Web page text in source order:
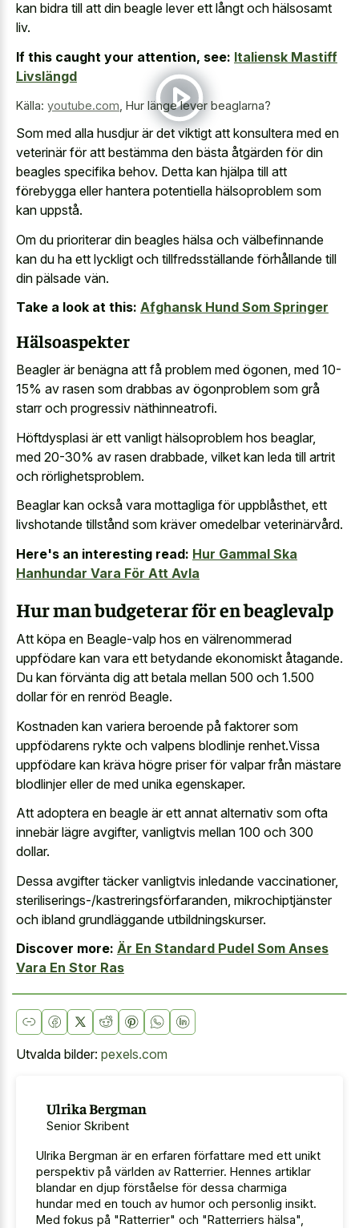
kan bidra till att din beagle lever ett långt och hälsosamt
liv.
If this caught your attention, see: Italiensk Mastiff
Livslängd
Källa: youtube.com Hur länge lever beaglarna?
Som med alla husdjur är det viktigt att konsultera med en
veterinär för att bestämma den bästa åtgärden för din
beagles specifika behov. Detta kan hjälpa till att
förebygga eller hantera potentiella hälsoproblem som
kan uppstå.
Om du prioriterar din beagles hälsa och välbefinnande
kan du ha ett lyckligt och tillfredsställande förhållande till
din pälsade vän.
Take a look at this: Afghansk Hund Som Springer
Hälsoaspekter
Beagler är benägna att få problem med ögonen, med 10-
15% av rasen som drabbas av ögonproblem som grå
starr och progressiv näthinneatrofi.
Höftdysplasi är ett vanligt hälsoproblem hos beaglar,
med 20-30% av rasen drabbade, vilket kan leda till artrit
och rörlighetsproblem.
Beaglar kan också vara mottagliga för uppblåsthet, ett
livshotande tillstånd som kräver omedelbar veterinärvård.
Here's an interesting read: Hur Gammal Ska
Hanhundar Vara För Att Avla
Hur man budgeterar för en beaglevalp
Att köpa en Beagle-valp hos en välrenommerad
uppfödare kan vara ett betydande ekonomiskt åtagande.
Du kan förvänta dig att betala mellan 500 och 1.500
dollar för en renröd Beagle.
Kostnaden kan variera beroende på faktorer som
uppfödarens rykte och valpens blodlinje renhet.Vissa
uppfödare kan kräva högre priser för valpar från mästare
blodlinjer eller de med unika egenskaper.
Att adoptera en beagle är ett annat alternativ som ofta
innebär lägre avgifter, vanligtvis mellan 100 och 300
dollar.
Dessa avgifter täcker vanligtvis inledande vaccinationer,
steriliserings-/kastreringsförfaranden, mikrochiptjänster
och ibland grundläggande utbildningskurser.
Discover more: Är En Standard Pudel Som Anses
Vara En Stor Ras
Utvalda bilder: pexels.com
Ulrika Bergman
Senior Skribent
Ulrika Bergman är en erfaren författare med ett unikt
perspektiv på världen av Ratterrier. Hennes artiklar
blandar en djup förståelse för dessa charmiga
hundar med en touch av humor och personlig insikt.
Med fokus på "Ratterrier" och "Ratterriers hälsa",